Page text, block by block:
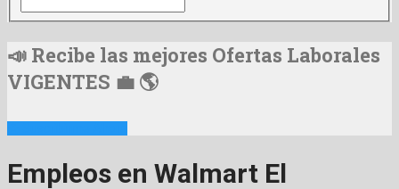
📣 Recibe las mejores Ofertas Laborales
VIGENTES 💼 🌎
Empleos en Walmart El